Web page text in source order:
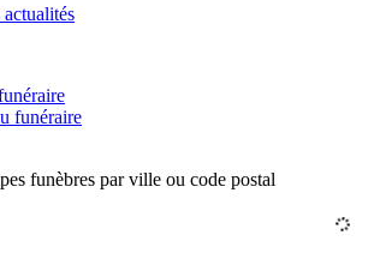
funéraire
funèbres par ville ou code postal